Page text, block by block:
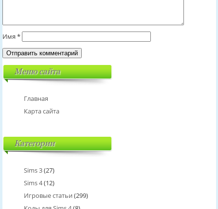
Имя *
Меню сайта
Главная
Карта сайта
Категории
Sims 3(27)
Sims 4(12)
Игровые статьи (299)